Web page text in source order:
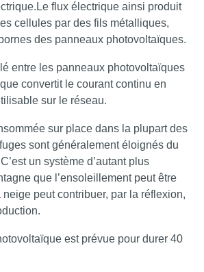
flux électrique ainsi produit
cellules par des fils métalliques,
des panneaux photovoltaïques.
entre les panneaux photovoltaïques
convertit le courant continu en
sur le réseau.
sur place dans la plupart des
sont généralement éloignés du
un système d’autant plus
que l’ensoleillement peut être
peut contribuer, par la réflexion,
est prévue pour durer 40